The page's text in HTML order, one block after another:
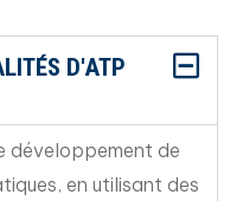
D'ATP
développement de
en utilisant des